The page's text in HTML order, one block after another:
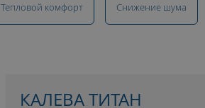
Тепловой комфорт Снижение шума
КАЛЕВА ТИТАН